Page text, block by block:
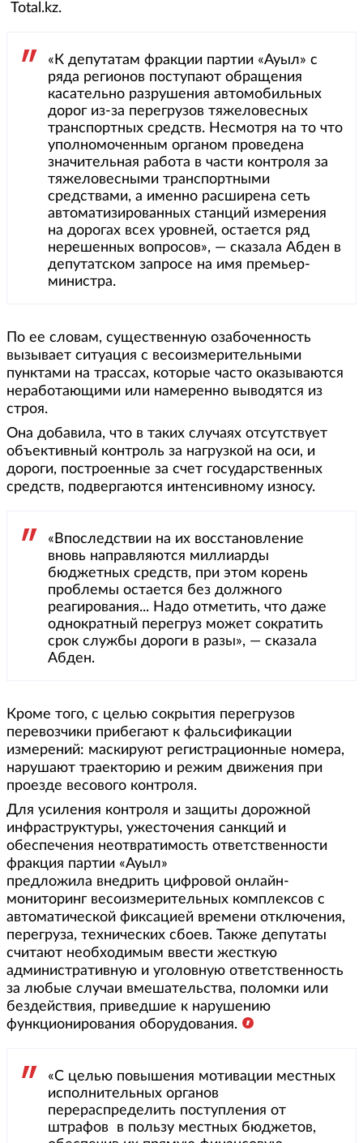
Total.kz.
«К депутатам фракции партии «Ауыл» с
ряда регионов поступают обращения
касательно разрушения автомобильных
дорог из-за перегрузов тяжеловесных
транспортных средств. Несмотря на то что
уполномоченным органом проведена
значительная работа в части контроля за
тяжеловесными транспортными
средствами, а именно расширена сеть
автоматизированных станций измерения
на дорогах всех уровней, остается ряд
нерешенных вопросов», — сказала Абден в
депутатском запросе на имя премьер-
министра.
По ее словам, существенную озабоченность
вызывает ситуация с весоизмерительными
пунктами на трассах, которые часто оказываются
неработающими или намеренно выводятся из
строя.
Она добавила, что в таких случаях отсутствует
объективный контроль за нагрузкой на оси, и
дороги, построенные за счет государственных
средств, подвергаются интенсивному износу.
«Впоследствии на их восстановление
вновь направляются миллиарды
бюджетных средств, при этом корень
проблемы остается без должного
реагирования... Надо отметить, что даже
однократный перегруз может сократить
срок службы дороги в разы», — сказала
Абден.
Кроме того, с целью сокрытия перегрузов
перевозчики прибегают к фальсификации
измерений: маскируют регистрационные номера,
нарушают траекторию и режим движения при
проезде весового контроля.
Для усиления контроля и защиты дорожной
инфраструктуры, ужесточения санкций и
обеспечения неотвратимость ответственности
фракция партии «Ауыл»
предложила внедрить цифровой онлайн-
мониторинг весоизмерительных комплексов с
автоматической фиксацией времени отключения,
перегруза, технических сбоев. Также депутаты
считают необходимым ввести жесткую
административную и уголовную ответственность
за любые случаи вмешательства, поломки или
бездействия, приведшие к нарушению
функционирования оборудования.
«С целью повышения мотивации местных
исполнительных органов
перераспределить поступления от
штрафов в пользу местных бюджетов,